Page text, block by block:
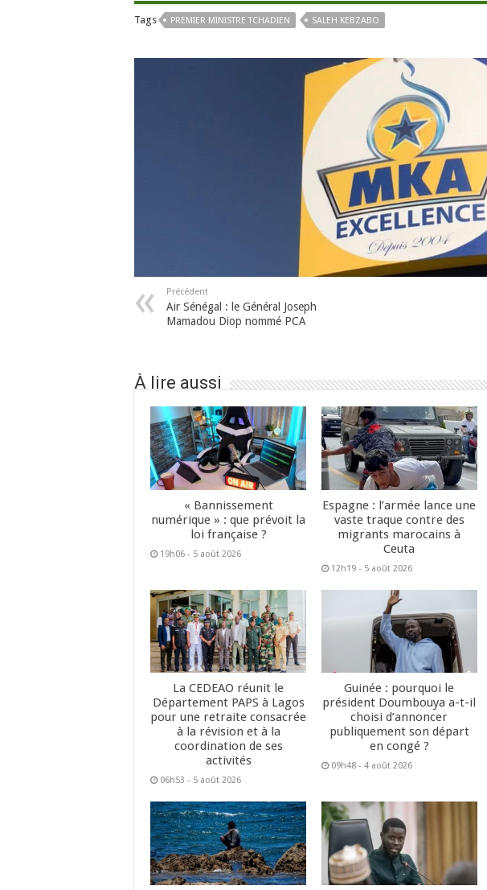
Tags PREMIER MINISTRE TCHADIEN SALEH KEBZABO
Précédent
Air Sénégal : le Général Joseph
Mamadou Diop nommé PCA
À lire aussi
« Bannissement
numérique » : que prévoit la
loi française ?
19h06 - 5 août 2026
Espagne : l’armée lance une
vaste traque contre des
migrants marocains à
Ceuta
12h19 - 5 août 2026
La CEDEAO réunit le
Département PAPS à Lagos
pour une retraite consacrée
à la révision et à la
coordination de ses
activités
06h53 - 5 août 2026
Guinée : pourquoi le
président Doumbouya a-t-il
choisi d’annoncer
publiquement son départ
en congé ?
09h48 - 4 août 2026